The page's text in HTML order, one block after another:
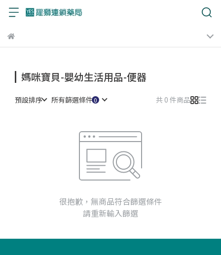
媽咪寶貝-嬰幼生活用品-便器
預設排序 所有篩選條件 共 0 件商品
很抱歉，無商品符合篩選條件
請重新輸入篩選